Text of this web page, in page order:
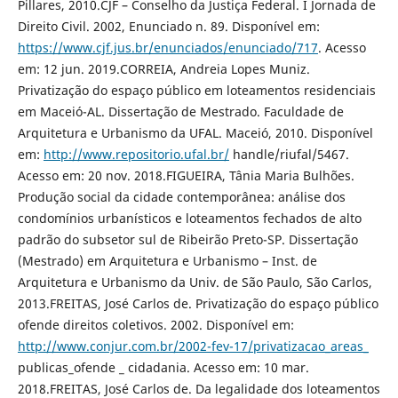
Pillares, 2010.CJF – Conselho da Justiça Federal. I Jornada de
Direito Civil. 2002, Enunciado n. 89. Disponível em:
https://www.cjf.jus.br/enunciados/enunciado/717. Acesso
em: 12 jun. 2019.CORREIA, Andreia Lopes Muniz.
Privatização do espaço público em loteamentos residenciais
em Maceió-AL. Dissertação de Mestrado. Faculdade de
Arquitetura e Urbanismo da UFAL. Maceió, 2010. Disponível
em: http://www.repositorio.ufal.br/handle/riufal/5467.
Acesso em: 20 nov. 2018.FIGUEIRA, Tânia Maria Bulhões.
Produção social da cidade contemporânea: análise dos
condomínios urbanísticos e loteamentos fechados de alto
padrão do subsetor sul de Ribeirão Preto-SP. Dissertação
(Mestrado) em Arquitetura e Urbanismo – Inst. de
Arquitetura e Urbanismo da Univ. de São Paulo, São Carlos,
2013.FREITAS, José Carlos de. Privatização do espaço público
ofende direitos coletivos. 2002. Disponível em:
http://www.conjur.com.br/2002-fev-17/privatizacao_areas_
publicas_ofende _ cidadania. Acesso em: 10 mar.
2018.FREITAS, José Carlos de. Da legalidade dos loteamentos